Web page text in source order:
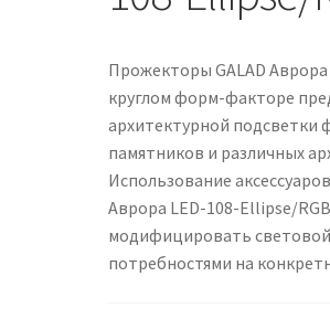
Прожекторы GALAD
круглом форм-факторе
архитектурной подсветки
памятников и различных
Использование
Аврора LED-108-Ellipse/
модифицировать
потребностями на